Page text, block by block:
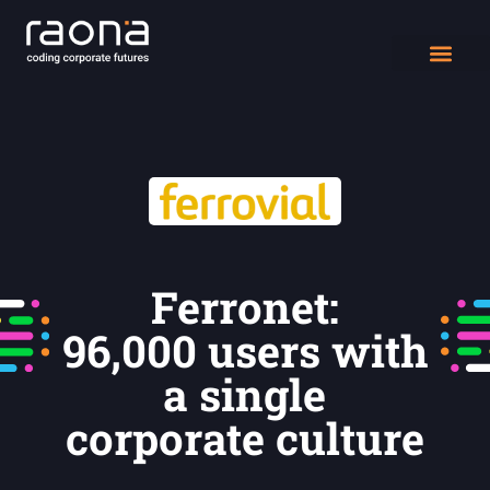
Ferronet:
96,000 users with
a single
corporate culture